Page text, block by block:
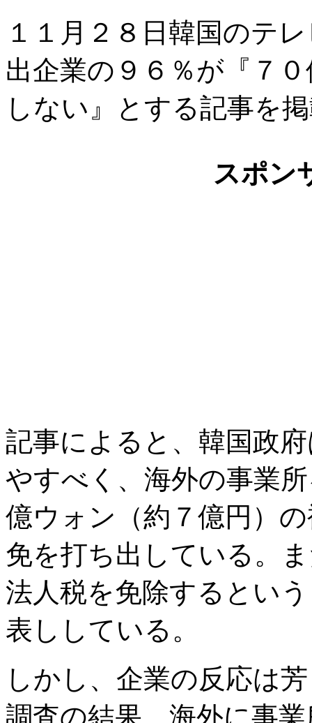
１１月２８日韓国のテ
出企業の９６％が『７
しない』とする記事を
スポン
記事によると、韓国政
やすべく、海外の事業
億ウォン（約７億円）
免を打ち出している。
法人税を免除するとい
表ししている。
しかし、企業の反応は
調査の結果、海外に事